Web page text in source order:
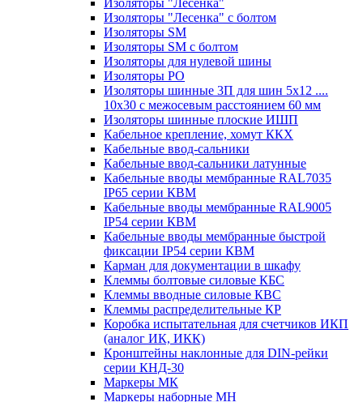
Изоляторы "Лесенка"
Изоляторы "Лесенка" с болтом
Изоляторы SM
Изоляторы SM c болтом
Изоляторы для нулевой шины
Изоляторы РО
Изоляторы шинные 3П для шин 5х12 ....
10х30 с межосевым расстоянием 60 мм
Изоляторы шинные плоские ИШП
Кабельное крепление, хомут ККХ
Кабельные ввод-сальники
Кабельные ввод-сальники латунные
Кабельные вводы мембранные RAL7035
IP65 серии КВМ
Кабельные вводы мембранные RAL9005
IP54 серии КВМ
Кабельные вводы мембранные быстрой
фиксации IP54 серии КВМ
Карман для документации в шкафу
Клеммы болтовые силовые КБС
Клеммы вводные силовые КВС
Клеммы распределительные КР
Коробка испытательная для счетчиков ИКП
(аналог ИК, ИКК)
Кронштейны наклонные для DIN-рейки
серии КНД-30
Маркеры МК
Маркеры наборные МН